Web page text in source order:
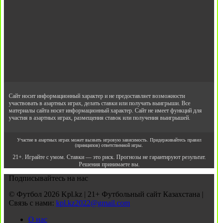
Сайт носит информационный характер и не предоставляет возможности
участвовать в азартных играх, делать ставки или получать выигрыши. Все
материалы сайта носят информационный характер. Сайт не имеет функций для
участия в азартных играх, размещения ставок или получения выигрышей.
Участие в азартных играх может вызвать игровую зависимость. Придерживайтесь правил
(принципов) ответственной игры.
21+. Играйте с умом. Ставки — это риск. Прогнозы не гарантируют результат.
Решения принимаете вы.
Подписывайтесь на нас
© Футбол 2026 Kpl.kz | 21+ Футбольный сайт Казахстана |
Связь с нами: kpl.kz2022@gmail.com
О нас